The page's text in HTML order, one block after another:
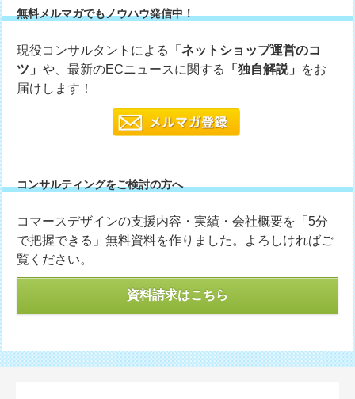
無料メルマガでもノウハウ発信中！
現役コンサルタントによる
「ネットショップ運営のコ
ツ」や、最新のECニュースに関する 「独自解説」 をお
届けします！
コンサルティングをご検討の方へ
コマースデザインの支援内容・実績・会社概要を「5分
で把握できる」無料資料を作りました。よろしければご
覧ください。
資料請求はこちら